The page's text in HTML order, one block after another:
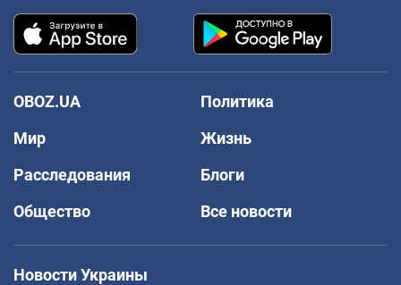
OBOZ.UA
Политика
Мир
Жизнь
Расследования
Блоги
Общество
Все новости
Новости Украины